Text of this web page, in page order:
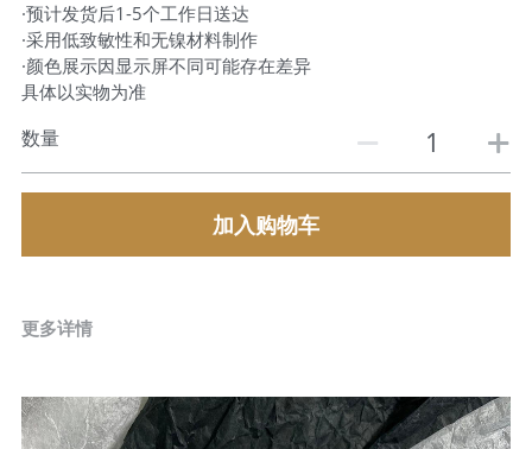
·预计发货后1-5个工作日送达
·采用低致敏性和无镍材料制作
·颜色展示因显示屏不同可能存在差异
具体以实物为准
数量
加入购物车
更多详情